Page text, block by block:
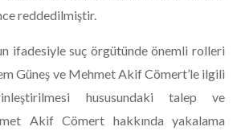
reddedilmiştir.
ifadesiyle suç örgütünde önemli rolleri
Güneş ve Mehmet Akif Cömert’le ilgili
hususundaki talep ve
Akif Cömert hakkında yakalama